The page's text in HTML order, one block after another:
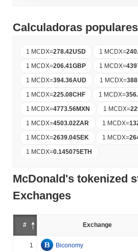
Calculadoras populares
1 MCDX=278.42USD 1 MCDX=
1 MCDX=206.41GBP 1 MCDX=
1 MCDX=394.36AUD 1 MCDX=
1 MCDX=225.08CHF 1 MCDX=
1 MCDX=4773.56MXN 1 MCDX=
1 MCDX=4503.02ZAR 1 MCDX=
1 MCDX=2639.04SEK 1 MCDX=
1 MCDX=0.145075ETH
McDonald's tokenized
Exchanges
# Exchange
1 Biconomy